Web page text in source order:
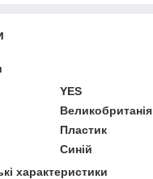
YES
Великобританія
Пластик
Синій
характеристики